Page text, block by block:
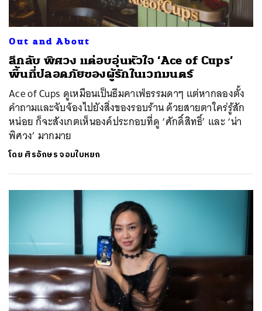
Out and About
ลึกลับ พิศวง แต่อบอุ่นหัวใจ ‘Ace of Cups’
พื้นที่ปลอดภัยของผู้รักในเวทมนตร์
Ace of Cups ดูเหมือนเป็นธีมคาเฟ่ธรรมดาๆ แต่หากลองตั้ง
คำถามและจับจ้องไปยังสิ่งของรอบร้าน ด้วยสายตาใคร่รู้สัก
หน่อย ก็จะสังเกตเห็นองค์ประกอบที่ดู ‘ศักดิ์สิทธิ์’ และ ‘น่า
พิศวง’ มากมาย
โดย ศิรอักษร จอมใบหยก
TWEET LINE